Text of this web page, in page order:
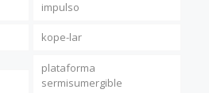
impulso
kope-lar
plataforma
sermisumergible